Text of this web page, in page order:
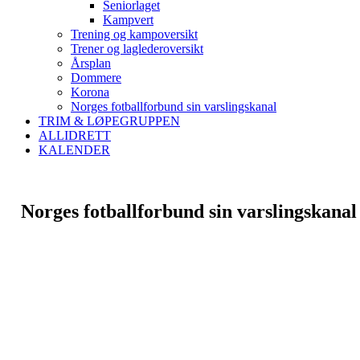
Seniorlaget
Kampvert
Trening og kampoversikt
Trener og laglederoversikt
Årsplan
Dommere
Korona
Norges fotballforbund sin varslingskanal
TRIM & LØPEGRUPPEN
ALLIDRETT
KALENDER
Norges fotballforbund sin